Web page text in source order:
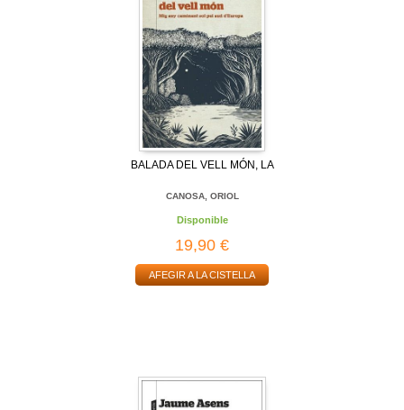
BALADA DEL VELL MÓN, LA
CANOSA, ORIOL
Disponible
19,90 €
AFEGIR A LA CISTELLA